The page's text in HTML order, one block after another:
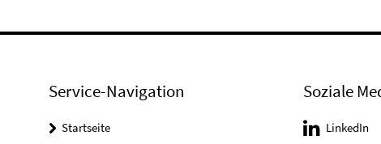
Service-Navigation
Startseite
Soziale
LinkedIn